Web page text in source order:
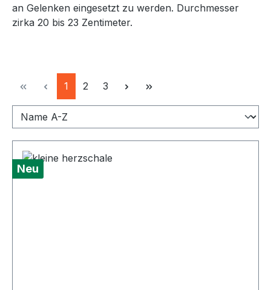
an Gelenken eingesetzt zu werden. Durchmesser
zirka 20 bis 23 Zentimeter.
Seite
1 Seite
2 Seite
3
Neu